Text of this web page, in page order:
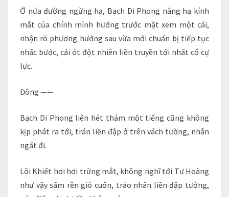
Ở nửa đường ngừng hạ, Bạch Di Phong nâng hạ kính
mắt của chính mình hướng trước mặt xem một cái,
nhận rõ phương hướng sau vừa mới chuẩn bị tiếp tục
nhấc bước, cái ót đột nhiên liền truyền tới nhất cổ cự
lực.
Đông ——
Bạch Di Phong liên hét thảm một tiếng cũng không
kịp phát ra tới, trán liền đập ở trên vách tường, nhân
ngất đi.
Lôi Khiết hơi hơi trừng mắt, không nghĩ tới Tư Hoàng
như vậy sấm rền gió cuốn, trảo nhân liền đập tường,